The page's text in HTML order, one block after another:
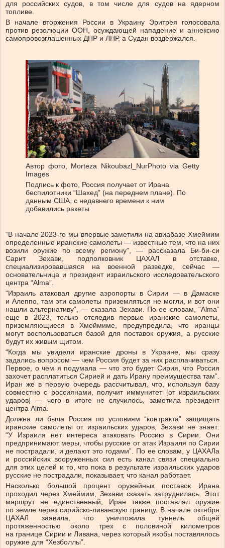
для российских судов, в том числе для судов на ядерном
топливе.
В начале вторжения России в Украину Эритрея голосовала
против резолюции ООН, осуждающей нападение и аннексию
самопровозглашенных ДНР и ЛНР, а Судан воздержался.
Автор фото, Morteza Nikoubazl_NurPhoto via Getty
Images
Подпись к фото, Россия получает от Ирана
беспилотники “Шахед” (на переднем плане). По
данным США, с недавнего времени к ним
добавились ракеты
“В начале 2023-го мы впервые заметили на авиабазе Хмеймим
определенные иранские самолеты — известные тем, что на них
возили оружие по всему региону”, — рассказала Би-би-си
Сарит Зехави, подполковник ЦАХАЛ в отставке,
специализировавшаяся на военной разведке, сейчас —
основательница и президент израильского исследовательского
центра “Alma”.
“Израиль атаковал другие аэропорты в Сирии — в Дамаске
и Алеппо, там эти самолеты приземляться не могли, и вот они
нашли альтернативу”, — сказала Зехави. По ее словам, “Alma”
еще в 2023, только отследив первые иранские самолеты,
приземляющиеся в Хмеймиме, предупредила, что иранцы
могут воспользоваться базой для поставок оружия, а русские
будут их живым щитом.
“Когда мы увидели иранские дроны в Украине, мы сразу
задались вопросом — чем Россия будет за них расплачиваться.
Первое, о чем я подумала — что это будет Сирия, что Россия
захочет расплатиться Сирией и дать Ирану преимущества там”.
Иран же в первую очередь рассчитывал, что, используя базу
совместно с россиянами, получит иммунитет [от израильских
ударов] — чего в итоге не случилось, заметила президент
центра Alma.
Должна ли была Россия по условиям “контракта” защищать
иранские самолеты от израильских ударов, Зехави не знает:
“У Израиля нет интереса атаковать Россию в Сирии. Они
предпринимают меры, чтобы русские от атак Израиля по Сирии
не пострадали, и делают это годами”. По ее словам, у ЦАХАЛа
и российских вооруженных сил есть канал связи специально
для этих целей и то, что пока в результате израильских ударов
русские не пострадали, показывает, что канал работает.
Насколько большой процент оружейных поставок Ирана
проходил через Хмеймим, Зехави сказать затруднилась. Этот
маршрут не единственный, Иран также поставлял оружие
по земле через сирийско-ливанскую границу. В начале октября
ЦАХАЛ заявила, что уничтожила туннель общей
протяженностью около трех с половиной километров
на границе Сирии и Ливана, через который якобы поставлялось
оружие для “Хезболлы”.